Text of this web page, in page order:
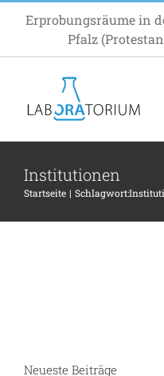
springen
Erprobungsräume in
Pfalz
Institutionen
Startseite Schlagwort:
Neueste Beiträge